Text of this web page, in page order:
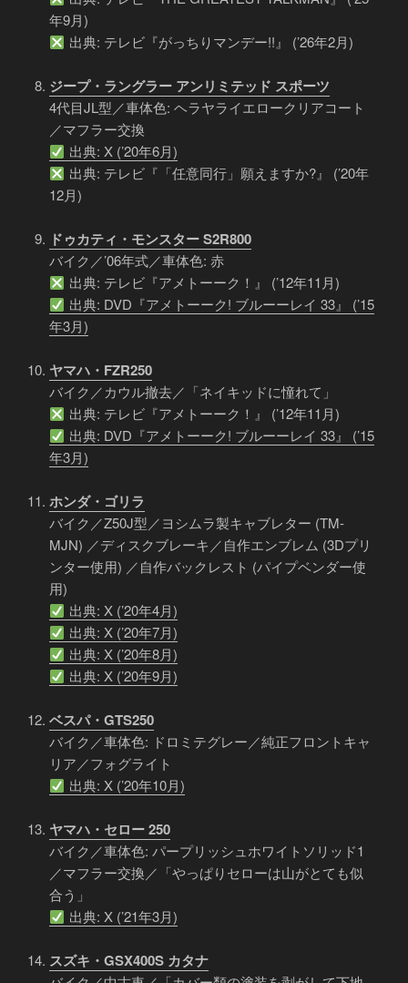
年9月)
出典: テレビ『がっちりマンデー!!』 (’26年2月)
ジープ・ラングラー アンリミテッド スポーツ
4代目JL型／車体色: ヘラヤライエロークリアコート
／マフラー交換
出典: X (’20年6月)
出典: テレビ『「任意同行」願えますか?』 (’20年
12月)
ドゥカティ・モンスター S2R800
バイク／’06年式／車体色: 赤
出典: テレビ『アメトーーク！』 (’12年11月)
出典: DVD『アメトーーク! ブルーーレイ 33』 (’15
年3月)
ヤマハ・FZR250
バイク／カウル撤去／「ネイキッドに憧れて」
出典: テレビ『アメトーーク！』 (’12年11月)
出典: DVD『アメトーーク! ブルーーレイ 33』 (’15
年3月)
ホンダ・ゴリラ
バイク／Z50J型／ヨシムラ製キャブレター (TM-
MJN) ／ディスクブレーキ／自作エンブレム (3Dプリ
ンター使用) ／自作バックレスト (パイプベンダー使
用)
出典: X (’20年4月)
出典: X (’20年7月)
出典: X (’20年8月)
出典: X (’20年9月)
ベスパ・GTS250
バイク／車体色: ドロミテグレー／純正フロントキャ
リア／フォグライト
出典: X (’20年10月)
ヤマハ・セロー 250
バイク／車体色: パープリッシュホワイトソリッド1
／マフラー交換／「やっぱりセローは山がとても似
合う」
出典: X (’21年3月)
スズキ・GSX400S カタナ